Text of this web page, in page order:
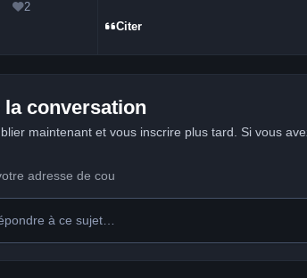
2
Réputation
Citer
la conversation
maintenant et vous inscrire plus tard. Si vous
à ce sujet…